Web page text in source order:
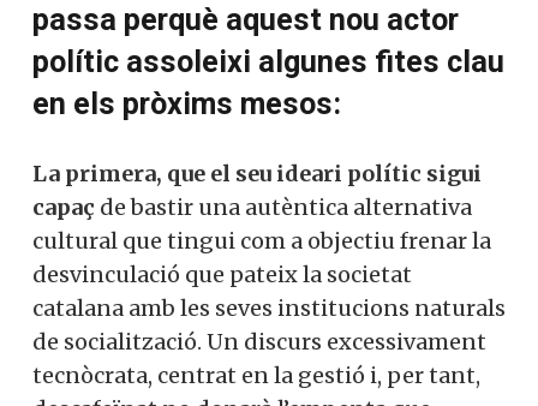
passa perquè aquest nou actor
polític assoleixi algunes fites clau
en els pròxims mesos:
La primera, que el seu ideari polític sigui
capaç de bastir una autèntica alternativa
cultural que tingui com a objectiu frenar la
desvinculació que pateix la societat
catalana amb les seves institucions naturals
de socialització. Un discurs excessivament
tecnòcrata, centrat en la gestió i, per tant,